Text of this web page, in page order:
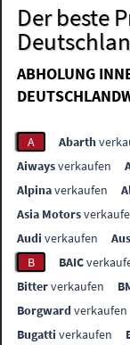
Der beste
ABHOLUNG
A Abarth
Aiwaysverkaufen
Alpinaverkaufen
Asia Motors
Audi verkaufen
B
BAIC
Bitterverkaufen
Borgwardverkaufen
Bugatti verkaufen